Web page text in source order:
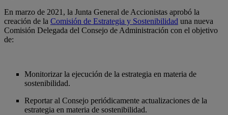
En marzo de 2021, la Junta General de Accionistas aprobó la
creación de la Comisión de Estrategia y Sostenibilidad una nueva
Comisión Delegada del Consejo de Administración con el objetivo
de:
Monitorizar la ejecución de la estrategia en materia de
sostenibilidad.
Reportar al Consejo periódicamente actualizaciones de la
estrategia en materia de sostenibilidad.